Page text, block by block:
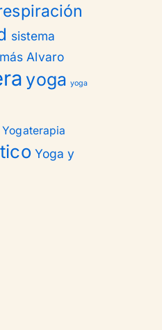
sistema
Alvaro
yoga yoga
Yogaterapia
Yoga y